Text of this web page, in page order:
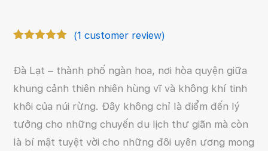
based on
rating
(1 customer review)
Đà Lạt – thành phố ngàn hoa, nơi hòa quyện giữa
khung cảnh thiên nhiên hùng vĩ và không khí tinh
khôi của núi rừng. Đây không chỉ là điểm đến lý
tưởng cho những chuyến du lịch thư giãn mà còn
là bí mật tuyệt vời cho những đôi uyên ương mong